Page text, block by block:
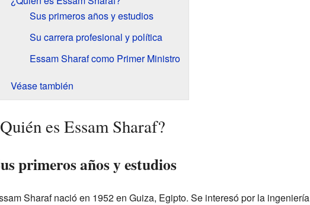
Sus primeros años y estudios
Su carrera profesional y política
Essam Sharaf como Primer Ministro
Véase también
es Essam Sharaf?
primeros años y estudios
Sharaf nació en 1952 en Guiza, Egipto. Se interesó por la ingeniería